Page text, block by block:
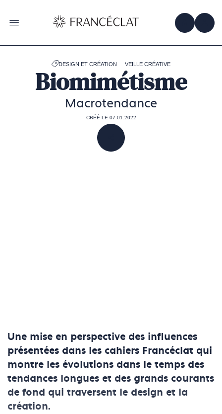
la
page
de
OBTENIR
DESIGN ET CRÉATION VEILLE CRÉATIVE
Biomimétisme
Macrotendance
CRÉÉ LE 07.01.2022
PARTAGER
Une mise en perspective des influences
présentées dans les cahiers Francéclat qui
montre les évolutions dans le temps des
tendances longues et des grands courants
de fond qui traversent le design et la
création.